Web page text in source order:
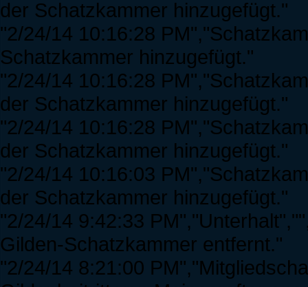
der Schatzkammer hinzugefügt."
"2/24/14 10:16:28
Schatzkammer hinzugefügt."
"2/24/14 10:16:28
der Schatzkammer hinzugefügt."
"2/24/14 10:16:28
der Schatzkammer hinzugefügt."
"2/24/14 10:16:03
der Schatzkammer hinzugefügt."
"2/24/14 9:42:33
Gilden-Schatzkammer entfernt."
"2/24/14 8:21:00